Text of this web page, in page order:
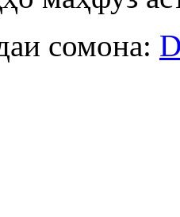
сомона: